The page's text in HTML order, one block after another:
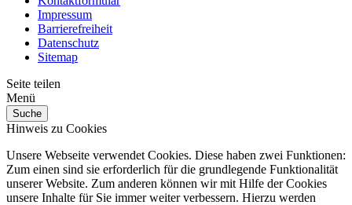
Impressum
Barrierefreiheit
Datenschutz
Sitemap
Seite teilen
Menü
Suche
Hinweis zu Cookies
Unsere Webseite verwendet Cookies. Diese haben zwei Funktionen:
Zum einen sind sie erforderlich für die grundlegende Funktionalität
unserer Website. Zum anderen können wir mit Hilfe der Cookies
unsere Inhalte für Sie immer weiter verbessern. Hierzu werden